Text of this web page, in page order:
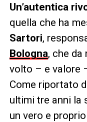
Un’autentica
quella che ha
Sartori,
Bologna, che
volto – e valore
Come riportato
ultimi tre anni la
un vero e proprio